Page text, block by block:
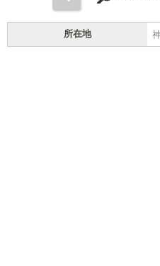
所在地